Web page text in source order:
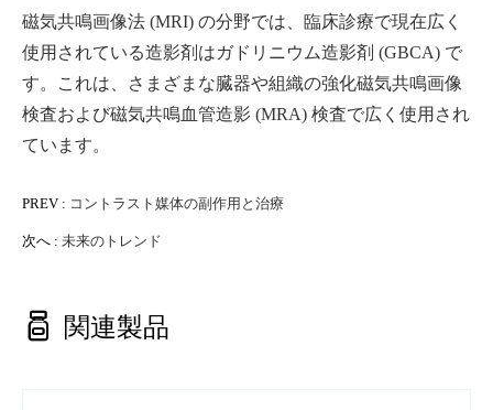
磁気共鳴画像法 (MRI) の分野では、臨床診療で現在広く
使用されている造影剤はガドリニウム造影剤 (GBCA) で
す。これは、さまざまな臓器や組織の強化磁気共鳴画像
検査および磁気共鳴血管造影 (MRA) 検査で広く使用され
ています。
PREV : コントラスト媒体の副作用と治療
次へ : 未来のトレンド
 関連製品